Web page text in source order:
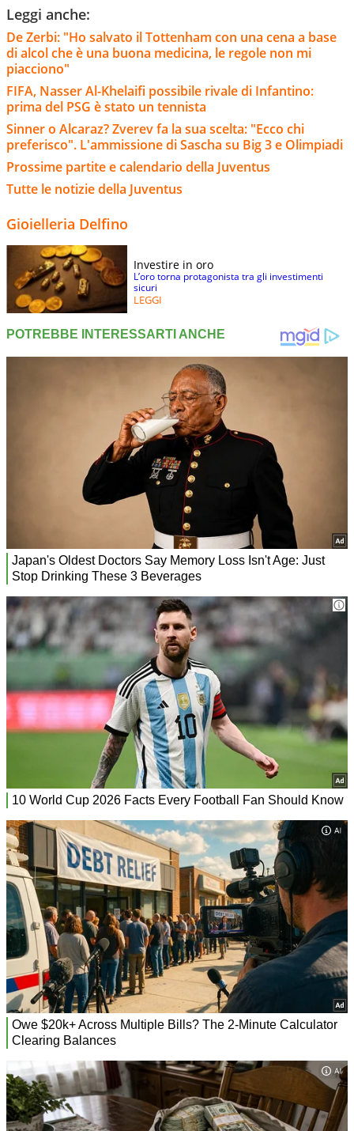
Leggi anche:
De Zerbi: "Ho salvato il Tottenham con una cena a base
di alcol che è una buona medicina, le regole non mi
piacciono"
FIFA, Nasser Al-Khelaifi possibile rivale di Infantino:
prima del PSG è stato un tennista
Sinner o Alcaraz? Zverev fa la sua scelta: "Ecco chi
preferisco". L'ammissione di Sascha su Big 3 e Olimpiadi
Prossime partite e calendario della Juventus
Tutte le notizie della Juventus
Gioielleria Delfino
Investire in oro
L’oro torna protagonista tra gli investimenti
sicuri
LEGGI